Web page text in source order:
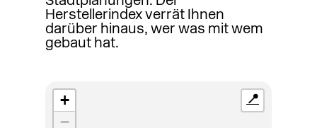
Herstellerindex verrät Ihnen
darüber hinaus, wer was mit wem
gebaut hat.
+
−
📍